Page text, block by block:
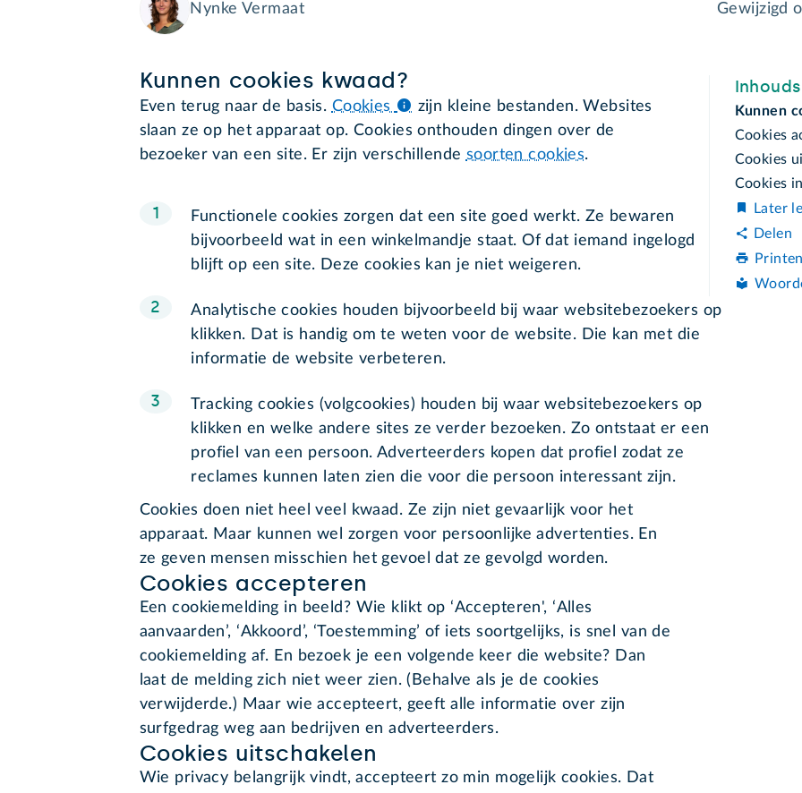
Nynke Vermaat Gewijzigd
Kunnen cookies kwaad?
Even terug naar de basis. Cookies
zijn kleine bestanden. Websites
slaan ze op het apparaat op. Cookies onthouden dingen over de
bezoeker van een site. Er zijn verschillende soorten cookies.
Functionele cookies zorgen dat een site goed werkt. Ze bewaren
bijvoorbeeld wat in een winkelmandje staat. Of dat iemand ingelogd
blijft op een site. Deze cookies kan je niet weigeren.
Analytische cookies houden bijvoorbeeld bij waar websitebezoekers op
klikken. Dat is handig om te weten voor de website. Die kan met die
informatie de website verbeteren.
Tracking cookies (volgcookies) houden bij waar websitebezoekers op
klikken en welke andere sites ze verder bezoeken. Zo ontstaat er een
profiel van een persoon. Adverteerders kopen dat profiel zodat ze
reclames kunnen laten zien die voor die persoon interessant zijn.
Cookies doen niet heel veel kwaad. Ze zijn niet gevaarlijk voor het
apparaat. Maar kunnen wel zorgen voor persoonlijke advertenties. En
ze geven mensen misschien het gevoel dat ze gevolgd worden.
Cookies accepteren
Een cookiemelding in beeld? Wie klikt op ‘Accepteren', ‘Alles
aanvaarden’, ‘Akkoord’, ‘Toestemming’ of iets soortgelijks, is snel van de
cookiemelding af. En bezoek je een volgende keer die website? Dan
laat de melding zich niet weer zien. (Behalve als je de cookies
verwijderde.) Maar wie accepteert, geeft alle informatie over zijn
surfgedrag weg aan bedrijven en adverteerders.
Cookies uitschakelen
Wie privacy belangrijk vindt, accepteert zo min mogelijk cookies. Dat
Kunnen
Cookies
Cookies
Cookies
Later
Delen